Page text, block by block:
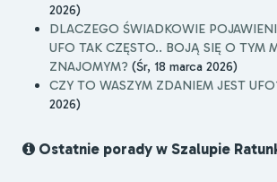
2026)
DLACZEGO ŚWIADKOWIE
UFO TAK CZĘSTO.. BOJĄ SIĘ O TYM
ZNAJOMYM? (Śr, 18 marca 2026)
CZY TO WASZYM ZDANIEM JEST
2026)
Ostatnie porady w Szalupie